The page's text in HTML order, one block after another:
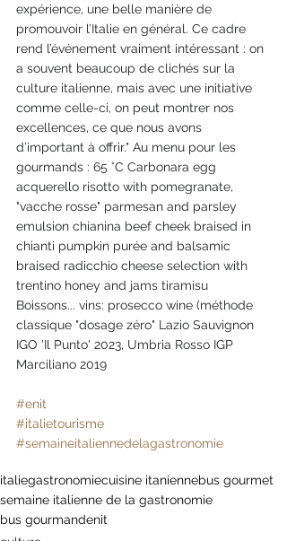
expérience, une belle manière de
promouvoir l’Italie en général. Ce cadre
rend l’événement vraiment intéressant : on
a souvent beaucoup de clichés sur la
culture italienne, mais avec une initiative
comme celle-ci, on peut montrer nos
excellences, ce que nous avons
d’important à offrir." Au menu pour les
gourmands : 65 °C Carbonara egg
acquerello risotto with pomegranate,
"vacche rosse" parmesan and parsley
emulsion chianina beef cheek braised in
chianti pumpkin purée and balsamic
braised radicchio cheese selection with
trentino honey and jams tiramisu
Boissons... vins: prosecco wine (méthode
classique "dosage zéro" Lazio Sauvignon
IGO 'Il Punto' 2023, Umbria Rosso IGP
Marciliano 2019
#enit
#italietourisme
#semaineitaliennedelagastronomie
italiegastronomiecuisine itaniennebus gourmet
semaine italienne de la gastronomie
bus gourmandenit